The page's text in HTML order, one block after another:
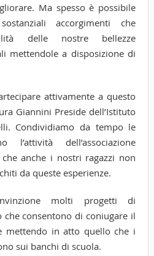
Ma spesso è possibile
accorgimenti che
delle nostre bellezze
mettendole a disposizione di
attivamente a questo
Giannini Preside dell’Istituto
Condividiamo da tempo le
dell’associazione
che anche i nostri ragazzi non
da queste esperienze.
molti progetti di
che consentono di coniugare il
mettendo in atto quello che i
sui banchi di scuola.